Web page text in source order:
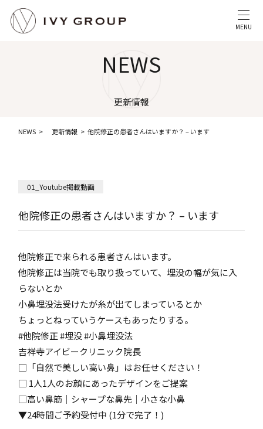
MENU
NEWS
更新情報
NEWS 更新情報 他院修正の患者さんはいますか？ – います
01_Youtube掲載動画
他院修正の患者さんはいますか？ – います
他院修正で来られる患者さんはいます。
他院修正は当院でも取り扱っていて、埋没の幅が気に入
らないとか
小鼻埋没法受けたが糸が出てしまっているとか
ちょっとねっていうケースもあったりする。
#他院修正 #埋没 #小鼻埋没法
吉祥寺アイビークリニック院長
□「自然で美しい高い鼻」はお任せください！
□ 1人1人のお顔にあったデザインをご提案
□高い鼻筋｜シャープな鼻先｜小さな小鼻
▼24時間ご予約受付中 (1分で完了！)